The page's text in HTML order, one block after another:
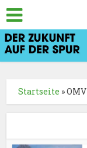
Startseite »OMV